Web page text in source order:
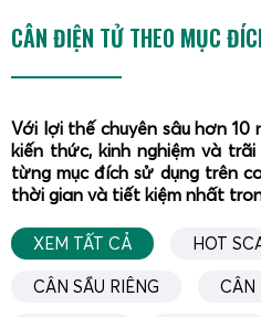
CÂN ĐIỆN TỬ THEO MỤC
Với lợi thế chuyên sâu hơn
kiến thức, kinh nghiệm và
từng mục đích sử dụng trên
thời gian và tiết kiệm nhất
XEM TẤT CẢ HOT
CÂN SẦU RIÊNG CÂN